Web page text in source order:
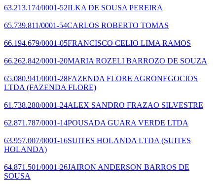
63.213.174/0001-52ILKA DE SOUSA PEREIRA
65.739.811/0001-54CARLOS ROBERTO TOMAS
66.194.679/0001-05FRANCISCO CELIO LIMA RAMOS
66.262.842/0001-20MARIA ROZELI BARROZO DE SOUZA
65.080.941/0001-28FAZENDA FLORE AGRONEGOCIOS
LTDA (FAZENDA FLORE)
61.738.280/0001-24ALEX SANDRO FRAZAO SILVESTRE
62.871.787/0001-14POUSADA GUARA VERDE LTDA
63.957.007/0001-16SUITES HOLANDA LTDA (SUITES
HOLANDA)
64.871.501/0001-26JAIRON ANDERSON BARROS DE
SOUSA